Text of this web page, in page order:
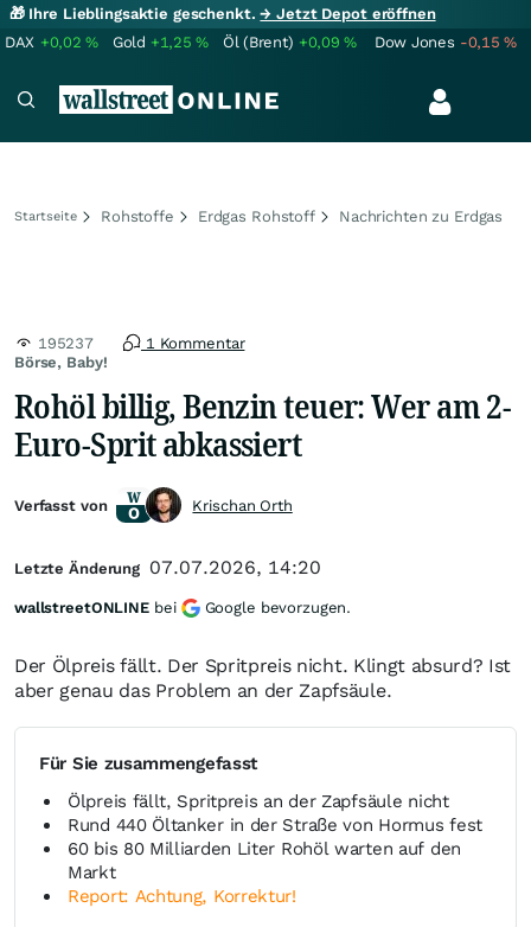
🎁 Ihre Lieblingsaktie geschenkt.→ Jetzt Depot eröffnen
DAX +0,02% Gold +1,25% Öl (Brent) +0,09% Dow Jones -0,15%
Startseite Rohstoffe Erdgas Rohstoff Nachrichten zu Erdgas
Börse, Baby!
195237 1 Kommentar
Rohöl billig, Benzin teuer: Wer am 2-
Euro-Sprit abkassiert
Der Ölpreis fällt. Der Spritpreis nicht. Klingt absurd? Ist
aber genau das Problem an der Zapfsäule.
Für Sie zusammengefasst
Ölpreis fällt, Spritpreis an der Zapfsäule nicht
Rund 440 Öltanker in der Straße von Hormus fest
60 bis 80 Milliarden Liter Rohöl warten auf den
Markt
Report: Achtung, Korrektur!
Verfasst von Krischan Orth
Letzte Änderung 07.07.2026, 14:20
wallstreetONLINE bei Google bevorzugen.